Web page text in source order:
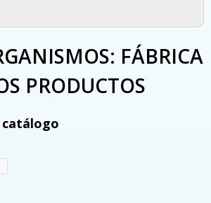
FÁBRICA
PRODUCTOS
catálogo